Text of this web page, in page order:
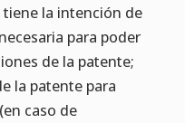
la intención de
para poder
de la patente;
la patente para
caso de